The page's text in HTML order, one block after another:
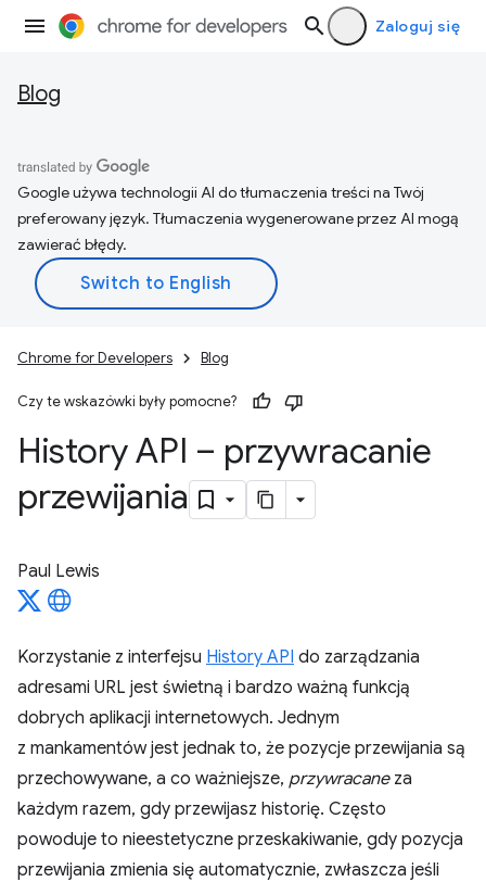
Zaloguj się
Blog
Google używa technologii AI do tłumaczenia treści na Twój
preferowany język. Tłumaczenia wygenerowane przez AI mogą
zawierać błędy.
Chrome for Developers Blog
Czy te wskazówki były pomocne?
History API – przywracanie
przewijania
Paul Lewis
Korzystanie z interfejsu History API do zarządzania
adresami URL jest świetną i bardzo ważną funkcją
dobrych aplikacji internetowych. Jednym
z mankamentów jest jednak to, że pozycje przewijania są
przechowywane, a co ważniejsze, przywracaneza
każdym razem, gdy przewijasz historię. Często
powoduje to nieestetyczne przeskakiwanie, gdy pozycja
przewijania zmienia się automatycznie, zwłaszcza jeśli